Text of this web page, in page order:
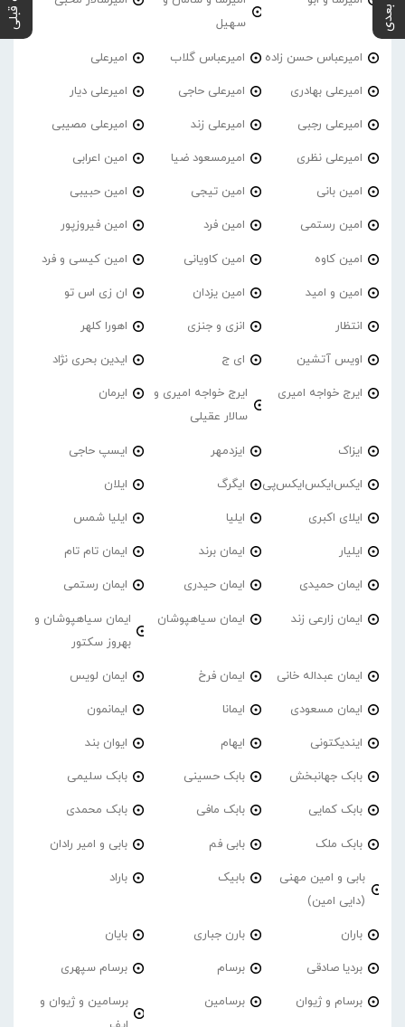
سهیل
امیرعباس حسن زاده امیرعباس گلاب امیرعلی
امیرعلی بهادری امیرعلی حاجی امیرعلی دیار
امیرعلی رجبی امیرعلی زند امیرعلی مصیبی
امیرعلی نظری امیرمسعود ضیا امین اعرابی
امین بانی امین تیجی امین حبیبی
امین رستمی امین فرد امین فیروزپور
امین کاوه امین کاویانی امین کیسی و فرد
امین و امید امین یزدان ان زی اس تو
انتظار انزی و جنزی اهورا کلهر
اویس آتشین ای ج ایدین بحری نژاد
ایرج خواجه امیری
ایرج خواجه امیری و
سالار عقیلی
ایرمان
ایزاک ایزدمهر ایسپ حاجی
ایکس‌ایکس‌ایکس‌پی ایگرگ ایلان
ایلای اکبری ایلیا ایلیا شمس
ایلیار ایمان برند ایمان تام تام
ایمان حمیدی ایمان حیدری ایمان رستمی
ایمان زارعی زند ایمان سیاهپوشان
ایمان سیاهپوشان و
بهروز سکتور
ایمان عبداله خانی ایمان فرخ ایمان لویس
ایمان مسعودی ایمانا ایمانمون
ایندیکتونی ایهام ایوان بند
بابک جهانبخش بابک حسینی بابک سلیمی
بابک کمایی بابک مافی بابک محمدی
بابک ملک بابی فم بابی و امیر رادان
بابی و امین مهنی
(دایی امین)
بابیک باراد
باران بارن جباری بایان
بردیا صادقی برسام برسام سپهری
برسام و ژیوان برسامین
برسامین و ژیوان و